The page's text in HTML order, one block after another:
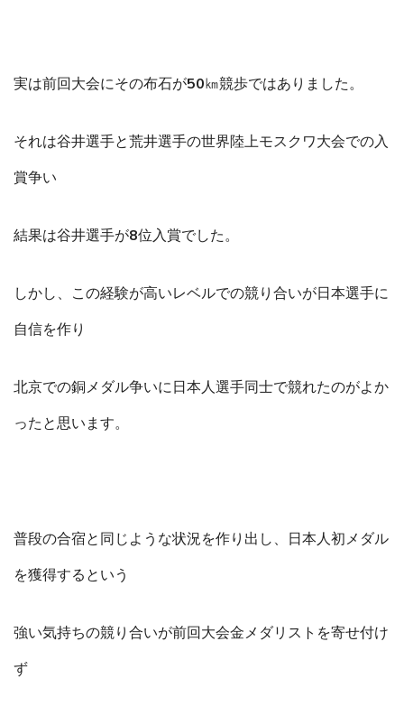
実は前回大会にその布石が50㎞競歩ではありました。
それは谷井選手と荒井選手の世界陸上モスクワ大会での入
賞争い
結果は谷井選手が8位入賞でした。
しかし、この経験が高いレベルでの競り合いが日本選手に
自信を作り
北京での銅メダル争いに日本人選手同士で競れたのがよか
ったと思います。
普段の合宿と同じような状況を作り出し、日本人初メダル
を獲得するという
強い気持ちの競り合いが前回大会金メダリストを寄せ付け
ず